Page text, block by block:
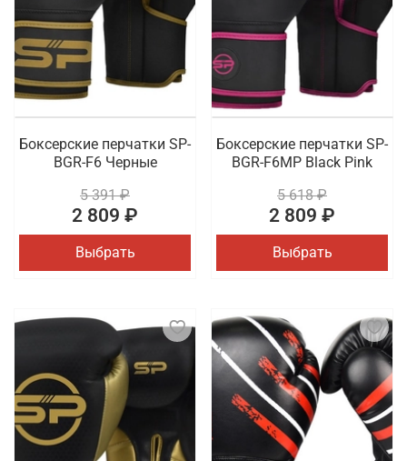
Боксерские перчатки SP-
BGR-F6 Черные
5 391 ₽
2 809 ₽
Выбрать
Боксерские перчатки SP-
BGR-F6MP Black Pink
5 618 ₽
2 809 ₽
Выбрать